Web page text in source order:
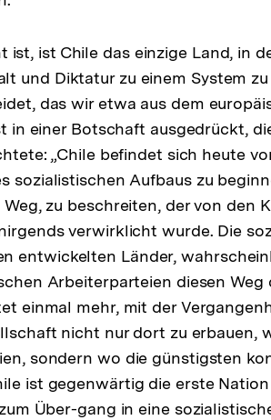
ist Chile das einzige Land, in
und Diktatur zu einem System
das wir etwa aus dem
in einer Botschaft ausgedrückt,
„Chile befindet sich heute
sozialistischen Aufbaus zu
zu beschreiten, der von den
verwirklicht wurde. Die
entwickelten Länder,
Arbeiterparteien diesen Weg
einmal mehr, mit der
nicht nur dort zu erbauen,
sondern wo die günstigsten
ist gegenwärtig die erste Nation
Über-gang in eine